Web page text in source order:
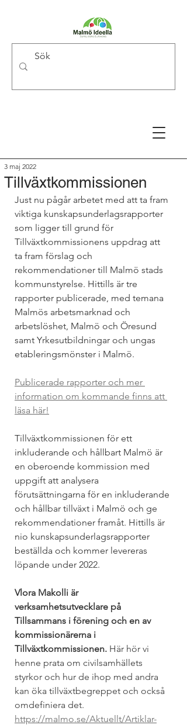
Tillväxtkommissionen
3 maj 2022
Just nu pågår arbetet med att ta fram
viktiga kunskapsunderlagsrapporter
som ligger till grund för
Tillväxtkommissionens uppdrag att
ta fram förslag och
rekommendationer till Malmö stads
kommunstyrelse. Hittills är tre
rapporter publicerade, med temana
Malmös arbetsmarknad och
arbetslöshet, Malmö och Öresund
samt Yrkesutbildningar och ungas
etableringsmönster i Malmö.
Publicerade rapporter och mer
information om kommande finns att
läsa här!
Tillväxt­kommissionen för ett
inkluderande och hållbart Malmö är
en oberoende kommission med
uppgift att analysera
förutsättningarna för en inkluderande
och hållbar tillväxt i Malmö och ge
rekommendationer framåt. Hittills är
nio kunskapsunderlagsrapporter
beställda och kommer levereras
löpande under 2022.
Vlora Makolli är
verksamhetsutvecklare på
Tillsammans i förening och en av
kommissionärerna i
Tillväxtkommissionen. Här hör vi
henne prata om civilsamhällets
styrkor och hur de ihop med andra
kan öka tillväxtbegreppet och också
omdefiniera det.
https://malmo.se/Aktuellt/Artiklar-